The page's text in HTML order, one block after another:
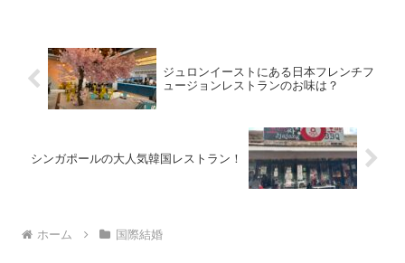
ジュロンイーストにある日本フレンチフ
ュージョンレストランのお味は？
シンガポールの大人気韓国レストラン！
ホーム 国際結婚